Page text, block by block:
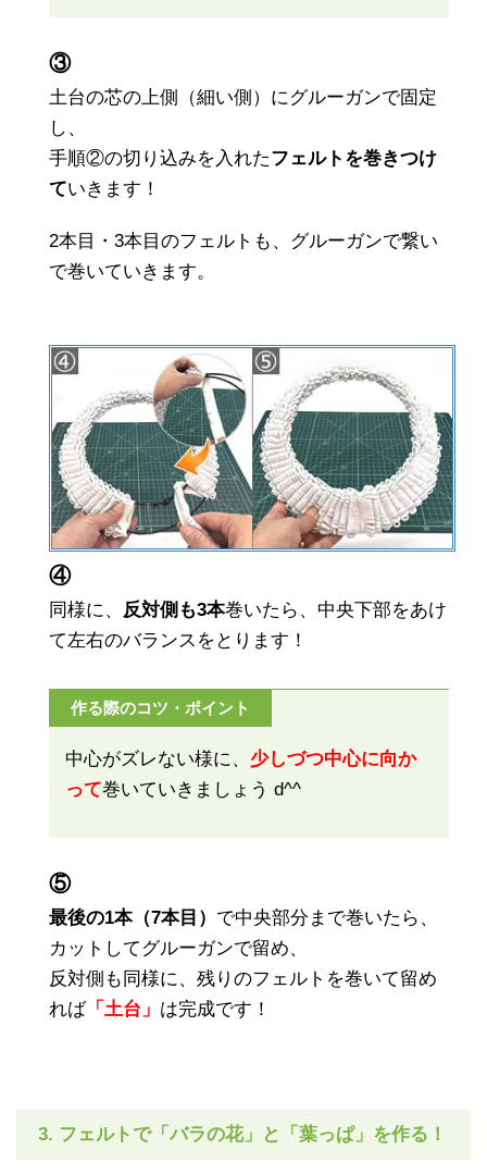
③
土台の芯の上側（細い側）にグルーガンで固定
し、
手順②の切り込みを入れたフェルトを巻きつけ
ていきます！
2本目・3本目のフェルトも、グルーガンで繋い
で巻いていきます。
④
同様に、 反対側も3本巻いたら、中央下部をあけ
て左右のバランスをとります！
作る際のコツ・ポイント
中心がズレない様に、 少しづつ中心に向か
って巻いていきましょう d^^
⑤
最後の1本（7本目） で中央部分まで巻いたら、
カットしてグルーガンで留め、
反対側も同様に、残りのフェルトを巻いて留め
れば「土台」 は完成です！
3. フェルトで「バラの花」と「葉っぱ」を作る！